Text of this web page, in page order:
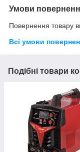
Умови
Повернення товару
Всі умови
Подібні товари